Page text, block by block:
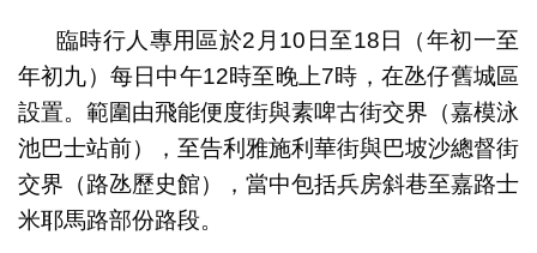
臨時行人專用區於2月10日至18日（年初一至
年初九）每日中午12時至晚上7時，在氹仔舊城區
設置。範圍由飛能便度街與素啤古街交界（嘉模泳
池巴士站前），至告利雅施利華街與巴坡沙總督街
交界（路氹歷史館），當中包括兵房斜巷至嘉路士
米耶馬路部份路段。